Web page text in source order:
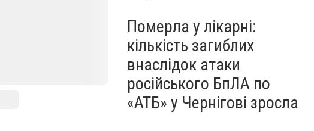
Померла у лікарні:
кількість загиблих
внаслідок атаки
російського БпЛА по
«АТБ» у Чернігові зросла